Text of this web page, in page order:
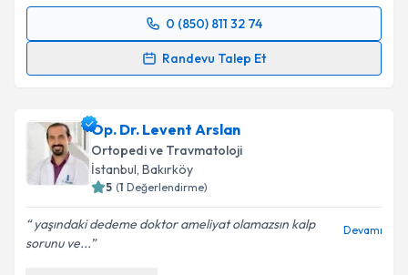
0 (850) 811 32 74
Randevu Talep Et
Randevu Takvimi Talebi
takvim hazırlandığında e-posta ile bilgilendireceğiz.
E-posta Adresiniz
Op. Dr. Levent Arslan
Ortopedi ve Travmatoloji
İstanbul, Bakırköy
5 (1 Değerlendirme)
yaşındaki dedeme doktor ameliyat olamazsın kalp
sorunu ve...
Devamı